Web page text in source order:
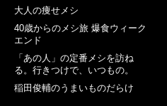
大人の痩せメシ
40歳からのメシ旅 爆食ウィーク
エンド
「あの人」の定番メシを訪ね
る。行きつけで、いつもの。
稲田俊輔のうまいものだらけ